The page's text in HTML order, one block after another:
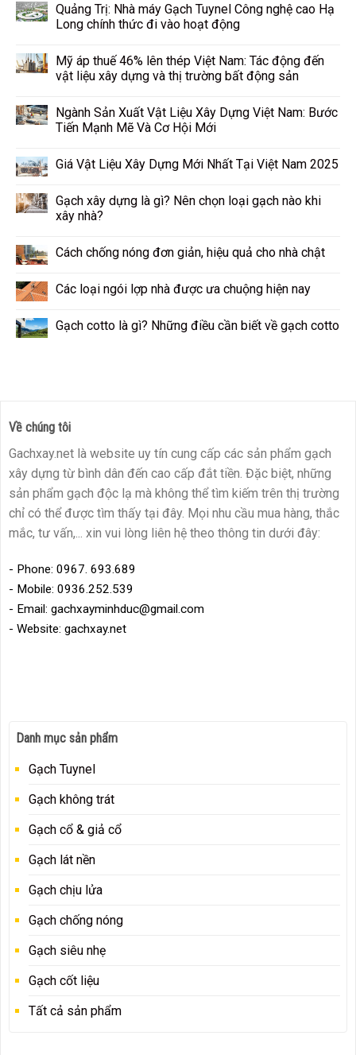
Quảng Trị: Nhà máy Gạch Tuynel Công nghệ cao Hạ
Long chính thức đi vào hoạt động
Mỹ áp thuế 46% lên thép Việt Nam: Tác động đến
vật liệu xây dựng và thị trường bất động sản
Ngành Sản Xuất Vật Liệu Xây Dựng Việt Nam: Bước
Tiến Mạnh Mẽ Và Cơ Hội Mới
Giá Vật Liệu Xây Dựng Mới Nhất Tại Việt Nam 2025
Gạch xây dựng là gì? Nên chọn loại gạch nào khi
xây nhà?
Cách chống nóng đơn giản, hiệu quả cho nhà chật
Các loại ngói lợp nhà được ưa chuộng hiện nay
Gạch cotto là gì? Những điều cần biết về gạch cotto
Về chúng tôi
Gachxay.net là website uy tín cung cấp các sản phẩm gạch
xây dựng từ bình dân đến cao cấp đắt tiền. Đặc biệt, những
sản phẩm gạch độc lạ mà không thể tìm kiếm trên thị trường
chỉ có thể được tìm thấy tại đây. Mọi nhu cầu mua hàng, thắc
mắc, tư vấn,... xin vui lòng liên hệ theo thông tin dưới đây:
- Phone: 0967. 693.689
- Mobile: 0936.252.539
- Email: gachxayminhduc@gmail.com
- Website: gachxay.net
Danh mục sản phẩm
Gạch Tuynel
Gạch không trát
Gạch cổ & giả cổ
Gạch lát nền
Gạch chịu lửa
Gạch chống nóng
Gạch siêu nhẹ
Gạch cốt liệu
Tất cả sản phẩm